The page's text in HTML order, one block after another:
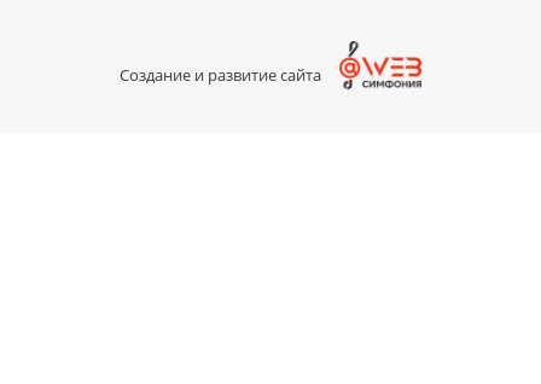
Создание и развитие сайта